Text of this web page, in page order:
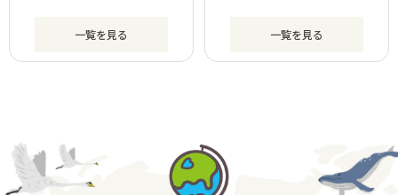
一覧を見る 一覧を見る